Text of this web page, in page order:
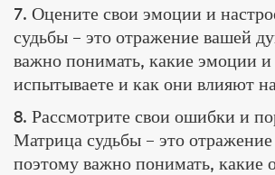
7. Оцените свои эмоции и
судьбы – это отражение вашей
важно понимать, какие эмоции и
испытываете и как они влияют
8. Рассмотрите свои ошибки и
Матрица судьбы – это
поэтому важно понимать, какие